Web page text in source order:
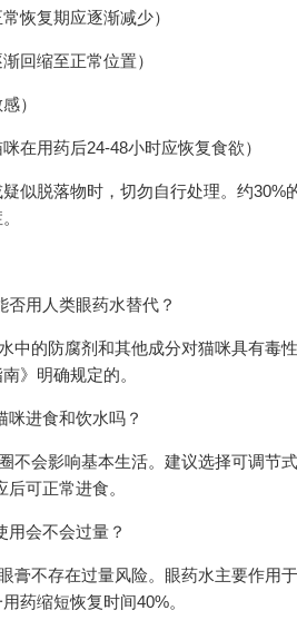
恢复期应逐渐减少）
回缩至正常位置）
）
在用药后24-48小时应恢复食欲）
似脱落物时，切勿自行处理。约
用人类眼药水替代？
中的防腐剂和其他成分对猫咪具有毒
》明确规定的。
咪进食和饮水吗？
不会影响基本生活。建议选择可调节
可正常进食。
用会不会过量？
膏不存在过量风险。眼药水主要作用
药缩短恢复时间40%。